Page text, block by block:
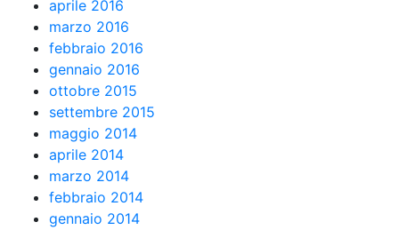
aprile 2016
marzo 2016
febbraio 2016
gennaio 2016
ottobre 2015
settembre 2015
maggio 2014
aprile 2014
marzo 2014
febbraio 2014
gennaio 2014